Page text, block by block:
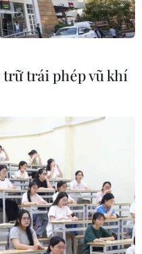
ghê tởm của
ảnh gia và giáo viên
tội danh liên quan đến
trái phép vũ khí